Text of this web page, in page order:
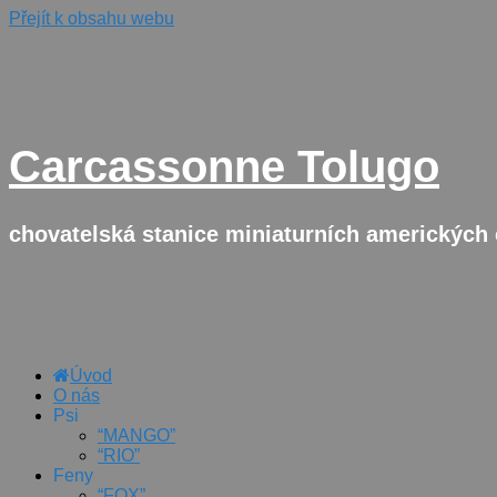
Přejít k obsahu webu
Carcassonne Tolugo
chovatelská stanice miniaturních amerických
Úvod
O nás
Psi
“MANGO”
“RIO”
Feny